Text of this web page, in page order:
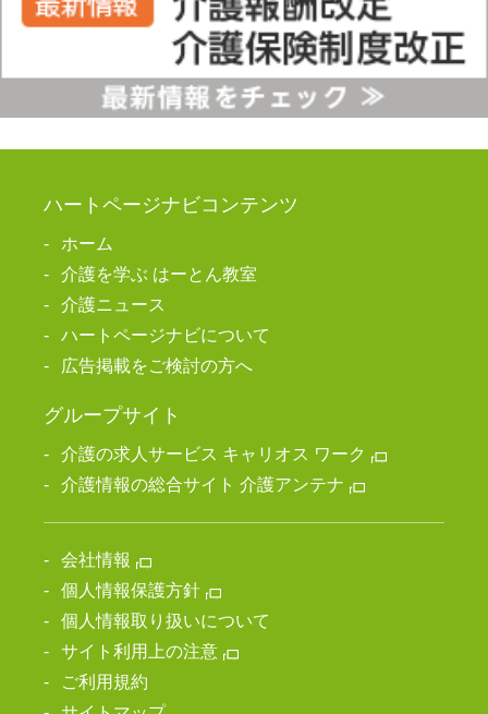
ハートページナビコンテンツ
ホーム
介護を学ぶ はーとん教室
介護ニュース
ハートページナビについて
広告掲載をご検討の方へ
グループサイト
介護の求人サービス キャリオス ワーク
介護情報の総合サイト 介護アンテナ
会社情報
個人情報保護方針
個人情報取り扱いについて
サイト利用上の注意
ご利用規約